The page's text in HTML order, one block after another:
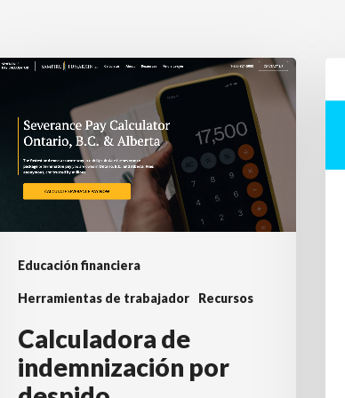
Educación financiera
Herramientas de trabajador Recursos
Calculadora
indemnización
despido
Calculadora de
indemnización por
de
la